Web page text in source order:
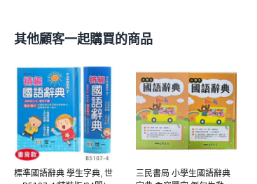
其他顧客一起購買的商品
標準國語辭典 學生字典, 世
三民書局 小學生國語辭典